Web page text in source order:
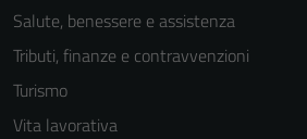
Salute, benessere e assistenza
Tributi, finanze e contravvenzioni
Turismo
Vita lavorativa